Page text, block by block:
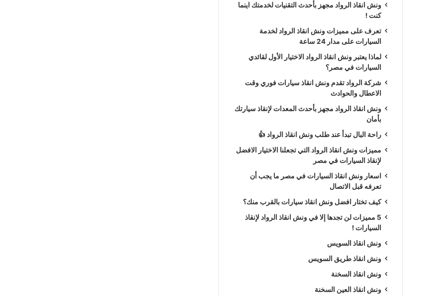
ونش انقاذ الرواد مجهز بأحدث التقنيات لخدمتك اينما
كنت !
تعرف على مميزات ونش انقاذ الرواد لخدمة
السيارات على مدار 24 ساعة
لماذا يعتبر ونش انقاذ الرواد الاختيار الأول لقائدي
السيارات في مصر؟
شركة الرواد تقدم ونش انقاذ سيارات فوري وقت
الاعطال والحوادث
ونش انقاذ الرواد مجهز بأحدث المعدات لإنقاذ سيارتك
بأمان
راحة البال تبدأ عند طلب ونش انقاذ الرواد 👍
مميزات ونش انقاذ الرواد التي تجعلنا الاختيار الافضل
لإنقاذ السيارات في مصر
اسعار ونش انقاذ السيارات في مصر ما يجب أن
تعرفه قبل الاتصال
كيف تختار افضل ونش انقاذ سيارات بالقرب منك؟
5 مميزات لن تجدها إلا في ونش انقاذ الرواد لإنقاذ
السيارات !
ونش انقاذ السويس
ونش انقاذ طريق السويس
ونش انقاذ السخنة
ونش انقاذ العين السخنة